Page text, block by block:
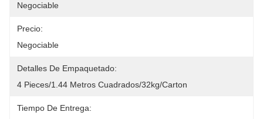
Negociable
Precio:
Negociable
Detalles De Empaquetado:
4 Pieces/1.44 Metros Cuadrados/32kg/carton
Tiempo De Entrega: